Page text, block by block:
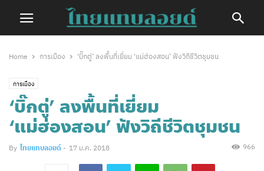
Home การเมือง ‘บิ๊กตู่’ ลงพื้นที่เยี่ยม ‘แม่ฮ่องสอน’ ฟังวิถีชีวิตชุมชน
การเมือง
‘บิ๊กตู่’ ลงพื้นที่เยี่ยม
‘แม่ฮ่องสอน’ ฟังวิถีชีวิตชุมชน
By ไทยแทบลอยด์ - 17 ม.ค. 2018 966